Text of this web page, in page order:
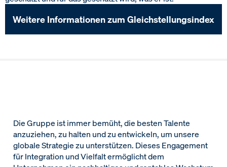
Weitere Informationen zum Gleichstellungsindex
Die Gruppe ist immer bemüht, die besten Talente
anzuziehen, zu halten und zu entwickeln, um unsere
globale Strategie zu unterstützen. Dieses Engagement
für Integration und Vielfalt ermöglicht dem